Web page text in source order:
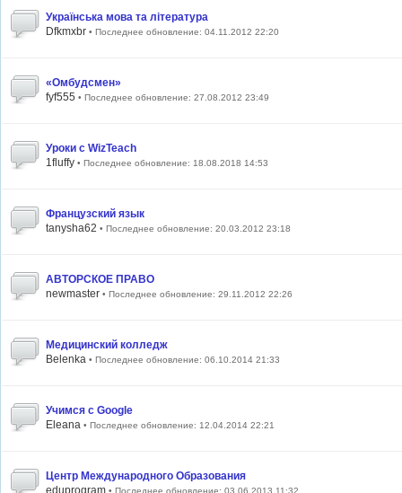
Українська мова та література
Dfkmxbr • Последнее обновление: 04.11.2012 22:20
«Омбудсмен»
fyf555 • Последнее обновление: 27.08.2012 23:49
Уроки с WizTeach
1fluffy • Последнее обновление: 18.08.2018 14:53
Французский язык
tanysha62 • Последнее обновление: 20.03.2012 23:18
АВТОРСКОЕ ПРАВО
newmaster • Последнее обновление: 29.11.2012 22:26
Медицинский колледж
Belenka • Последнее обновление: 06.10.2014 21:33
Учимся с Google
Eleana • Последнее обновление: 12.04.2014 22:21
Центр Международного Образования
eduprogram • Последнее обновление: 03.06.2013 11:32